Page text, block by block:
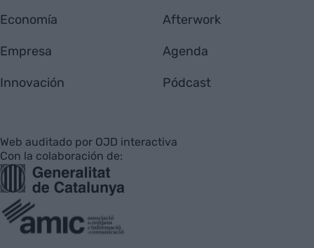
Economía
Empresa
Innovación
Afterwork
Agenda
Pódcast
Web auditado por OJD interactiva
Con la colaboración de: